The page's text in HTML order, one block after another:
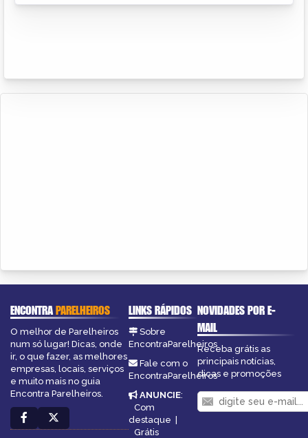
ENCONTRAPARELHEIROS
O melhor de Parelheiros
num só lugar! Dicas, onde
ir, o que fazer, as melhores
empresas, locais, serviços
e muito mais no guia
Encontra Parelheiros.
LINKS RÁPIDOS
Sobre
EncontraParelheiros
Fale com o
EncontraParelheiros
ANUNCIE:
Com
destaque |
Grátis
NOVIDADES POR E-
MAIL
Receba grátis as
principais notícias,
dicas e promoções